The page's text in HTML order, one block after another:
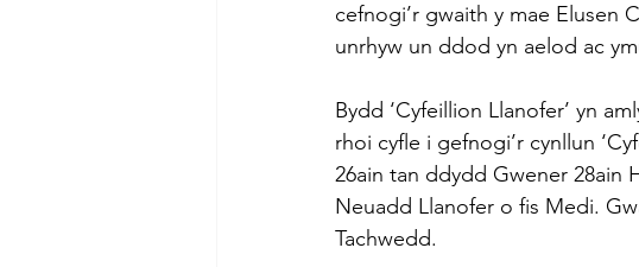
cefnogi’r gwaith y mae Elusen
unrhyw un ddod yn aelod ac
Bydd ‘Cyfeillion Llanofer’ yn
rhoi cyfle i gefnogi’r cynllun
26ain tan ddydd Gwener 28ain
Neuadd Llanofer o fis Medi.
Tachwedd.